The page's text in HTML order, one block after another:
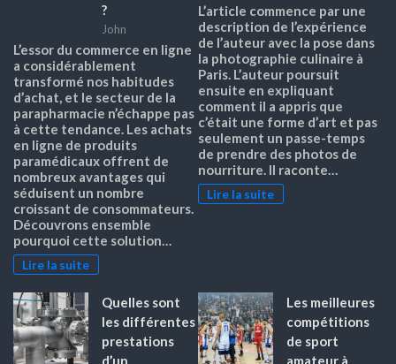
?
John
L’essor du commerce en ligne
a considérablement
transformé nos habitudes
d’achat, et le secteur de la
parapharmacie n’échappe pas
à cette tendance. Les achats
en ligne de produits
paramédicaux offrent de
nombreux avantages qui
séduisent un nombre
croissant de consommateurs.
Découvrons ensemble
pourquoi cette solution…
Lire la suite
L’article commence par une
description de l’expérience
de l’auteur avec la pose dans
la photographie culinaire à
Paris. L’auteur poursuit
ensuite en expliquant
comment il a appris que
c’était une forme d’art et pas
seulement un passe-temps
de prendre des photos de
nourriture. Il raconte…
Lire la suite
Quelles sont
les différentes
prestations
d’un
Les meilleures
compétitions
de sport
amateur à